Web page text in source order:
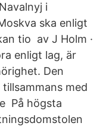
i
ska enligt
tio av J Holm ·
enligt lag, är
Den
med
På högsta